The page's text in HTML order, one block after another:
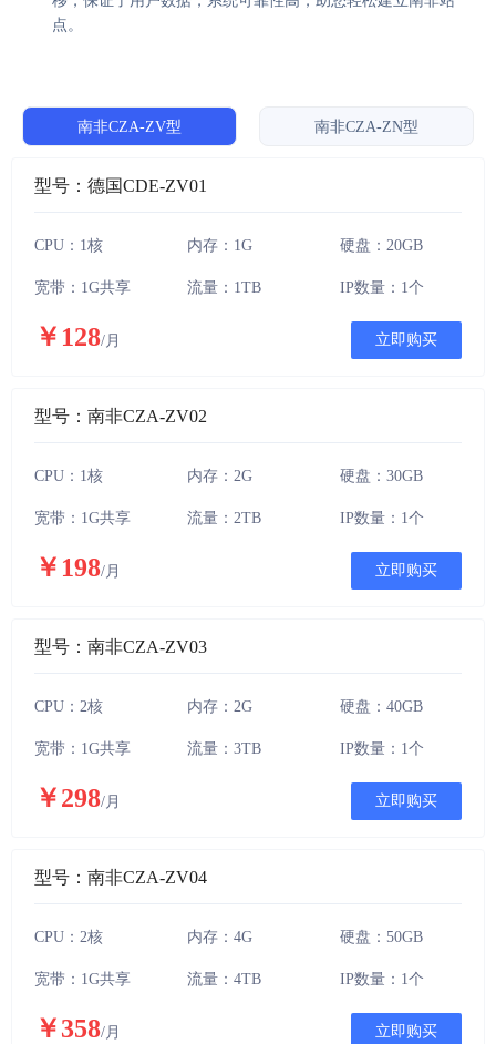
点。
南非CZA-ZV型 南非CZA-ZN型
型号：德国CDE-ZV01
CPU：1核 内存：1G 硬盘：20GB
宽带：1G共享 流量：1TB IP数量：1个
￥128/月 立即购买
型号：南非CZA-ZV02
CPU：1核 内存：2G 硬盘：30GB
宽带：1G共享 流量：2TB IP数量：1个
￥198/月 立即购买
型号：南非CZA-ZV03
CPU：2核 内存：2G 硬盘：40GB
宽带：1G共享 流量：3TB IP数量：1个
￥298/月 立即购买
型号：南非CZA-ZV04
CPU：2核 内存：4G 硬盘：50GB
宽带：1G共享 流量：4TB IP数量：1个
￥358/月 立即购买